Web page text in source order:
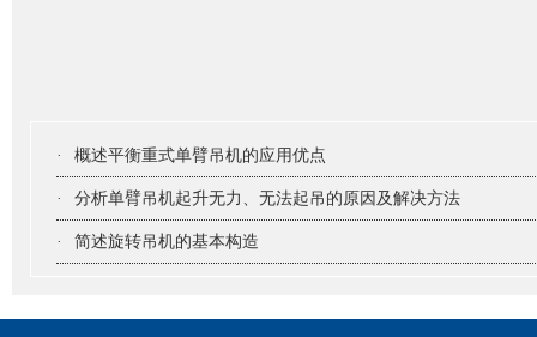
· 概述平衡重式单臂吊机的应用优点
· 分析单臂吊机起升无力、无法起吊的原因及解决方法
· 简述旋转吊机的基本构造